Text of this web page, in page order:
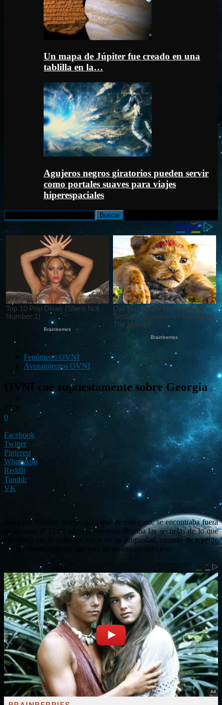
Un mapa de Júpiter fue creado en una
tablilla en la…
Agujeros negros giratorios pueden servir
como portales suaves para viajes
hiperespaciales
Fenómeno OVNI
Avistamientos OVNI
OVNI cae supuestamente sobre Georgia
2728
0
Facebook
Twitter
Pinterest
WhatsApp
ReddIt
Tumblr
VK
Margaret Pfeiffer, testigo principal de este caso, se encontraba fuera
de su casa el 21 de agosto, mientras filmaba las secuelas de lo que
ella decía era la caída de rayos en su propiedad, cuando de repente
vio un objeto brillante que caía en un ángulo del cielo.